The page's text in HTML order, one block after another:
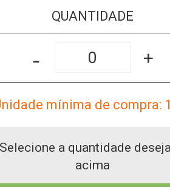
QUANTIDADE
- +
mínima de compra:
Selecione a quantidade
acima